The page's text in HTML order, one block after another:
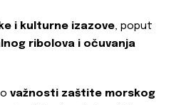
i kulturne izazove, poput
ribolova i očuvanja
važnosti zaštite morskog